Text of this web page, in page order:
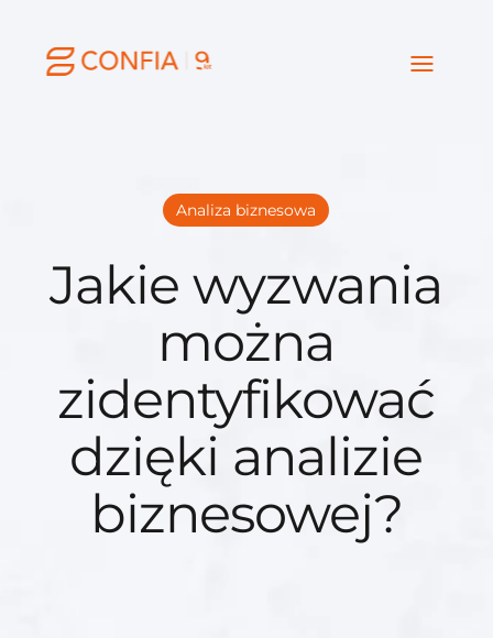
Analiza biznesowa
Jakie wyzwania
można
zidentyfikować
dzięki analizie
biznesowej?